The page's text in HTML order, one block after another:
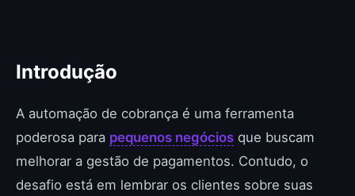
Introdução
A automação de cobrança é uma ferramenta
poderosa para pequenos negócios que buscam
melhorar a gestão de pagamentos. Contudo, o
desafio está em lembrar os clientes sobre suas